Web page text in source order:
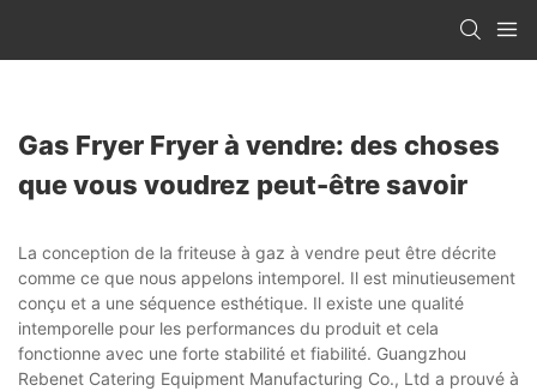
Gas Fryer Fryer à vendre: des choses
que vous voudrez peut-être savoir
La conception de la friteuse à gaz à vendre peut être décrite
comme ce que nous appelons intemporel. Il est minutieusement
conçu et a une séquence esthétique. Il existe une qualité
intemporelle pour les performances du produit et cela
fonctionne avec une forte stabilité et fiabilité. Guangzhou
Rebenet Catering Equipment Manufacturing Co., Ltd a prouvé à